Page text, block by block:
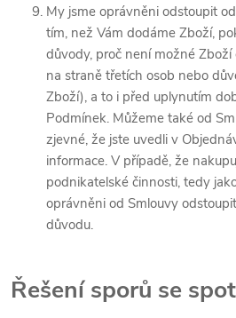
My jsme oprávněni odstoupit
tím, než Vám dodáme Zboží,
důvody, proč není možné
na straně třetích osob nebo
Zboží), a to i před uplynutím
Podmínek. Můžeme také od
zjevné, že jste uvedli v
informace. V případě, že
podnikatelské činnosti, tedy
oprávněni od Smlouvy
důvodu.
Řešení sporů se